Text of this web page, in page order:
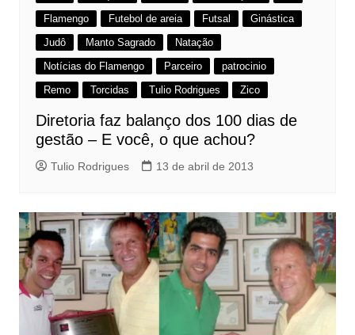
Flamengo
Futebol de areia Futsal
Ginástica
Judô
Manto Sagrado
Natação
Notícias do Flamengo
Parceiro
patrocinio
Remo
Torcidas Tulio Rodrigues Zico
Diretoria faz balanço dos 100 dias de
gestão – E você, o que achou?
Tulio Rodrigues 13 de abril de 2013